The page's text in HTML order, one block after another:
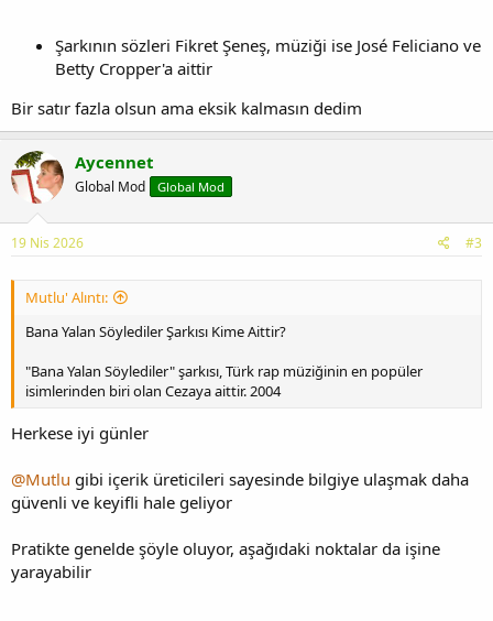
Şarkının sözleri Fikret Şeneş, müziği ise José Feliciano ve
Betty Cropper'a aittir
Bir satır fazla olsun ama eksik kalmasın dedim
Aycennet
Global Mod Global Mod
19 Nis 2026 #3
Mutlu' Alıntı:
Bana Yalan Söylediler Şarkısı Kime Aittir?
"Bana Yalan Söylediler" şarkısı, Türk rap müziğinin en popüler
isimlerinden biri olan Cezaya aittir. 2004
Herkese iyi günler
@Mutlu gibi içerik üreticileri sayesinde bilgiye ulaşmak daha
güvenli ve keyifli hale geliyor
Pratikte genelde şöyle oluyor, aşağıdaki noktalar da işine
yarayabilir